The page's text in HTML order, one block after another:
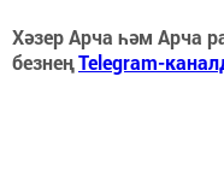
Хәзер Арча һәм Арча
безнеңTelegram-